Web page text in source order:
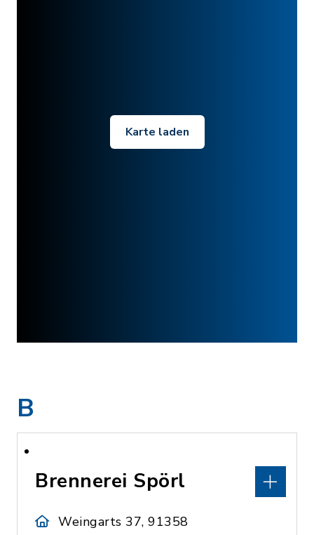
Karte laden
B
Brennerei Spörl
Weingarts 37, 91358